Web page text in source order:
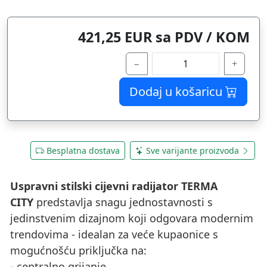
421,25 EUR sa PDV / KOM
− +
Dodaj u košaricu
Besplatna dostava Sve varijante proizvoda
Uspravni stilski cijevni radijator TERMA
CITY predstavlja snagu jednostavnosti s
jedinstvenim dizajnom koji odgovara modernim
trendovima - idealan za veće kupaonice s
mogućnošću priključka na: